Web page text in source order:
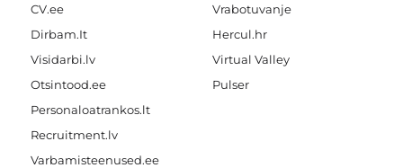
CV.ee
Dirbam.It
Visidarbi.lv
Otsintood.ee
Personaloatrankos.lt
Recruitment.lv
Varbamisteenused.ee
Vrabotuvanje
Hercul.hr
Virtual Valley
Pulser